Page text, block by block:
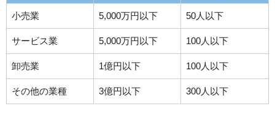
小売業 5,000万円以下 50人以下
サービス業 5,000万円以下 100人以下
卸売業 1億円以下 100人以下
その他の業種 3億円以下 300人以下